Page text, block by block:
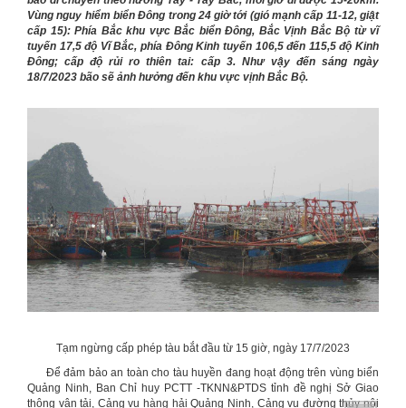
Vùng nguy hiểm biển Đông trong 24 giờ tới (gió mạnh cấp 11-12, giật
cấp 15): Phía Bắc khu vực Bắc biển Đông, Bắc Vịnh Bắc Bộ từ vĩ
tuyến 17,5 độ Vĩ Bắc, phía Đông Kinh tuyến 106,5 đến 115,5 độ Kinh
Đông; cấp độ rủi ro thiên tai: cấp 3. Như vậy đến sáng ngày
18/7/2023 bão sẽ ảnh hưởng đến khu vực vịnh Bắc Bộ.
Tạm ngừng cấp phép tàu bắt đầu từ 15 giờ, ngày 17/7/2023
Để đảm bảo an toàn cho tàu huyền đang hoạt động trên vùng biển
Quảng Ninh, Ban Chỉ huy PCTT -TKNN&PTDS tỉnh đề nghị Sở Giao
thông vận tải, Cảng vụ hàng hải Quảng Ninh, Cảng vụ đường thủy nội